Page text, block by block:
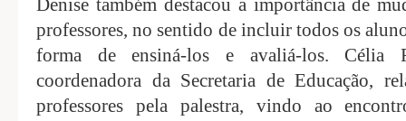
Denise também destacou a importância de
professores, no sentido de incluir todos os
forma de ensiná-los e avaliá-los. Célia
coordenadora da Secretaria de Educação,
professores pela palestra, vindo ao